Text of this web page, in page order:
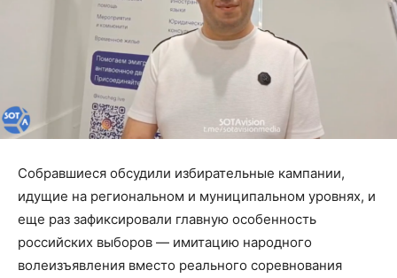
Собравшиеся обсудили избирательные кампании,
идущие на региональном и муниципальном уровнях, и
еще раз зафиксировали главную особенность
российских выборов — имитацию народного
волеизъявления вместо реального соревнования